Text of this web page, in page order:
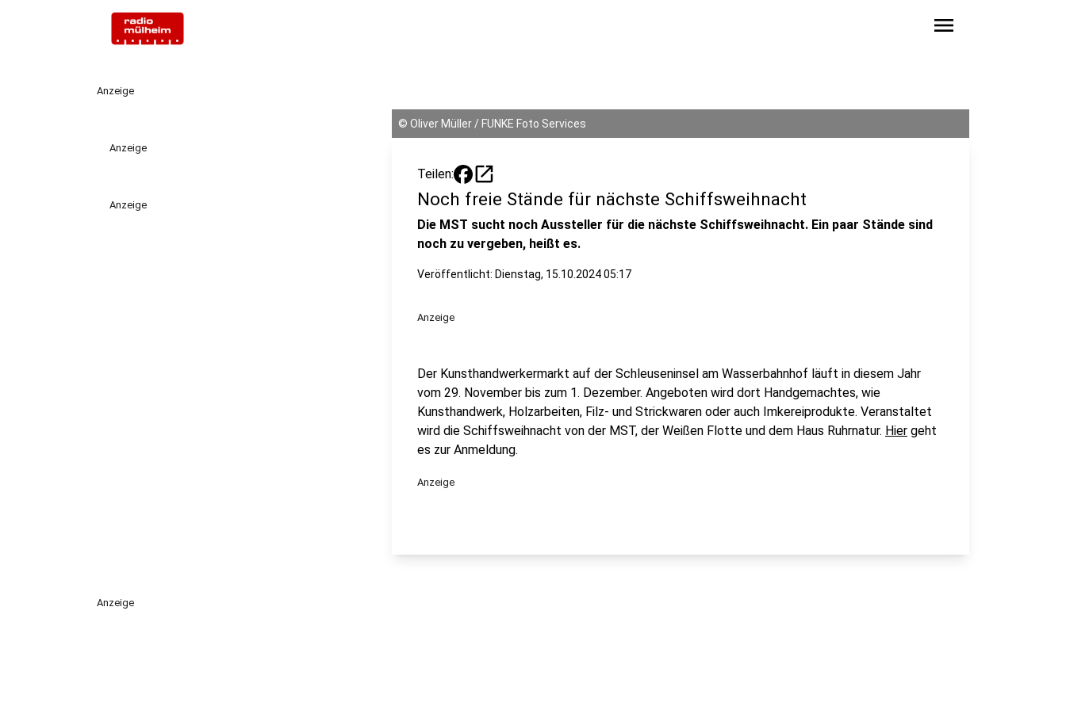
menu
Anzeige
Anzeige
Anzeige
© Oliver Müller / FUNKE Foto Services
Teilen: open_in_new
Noch freie Stände für nächste Schiffsweihnacht
Die MST sucht noch Aussteller für die nächste Schiffsweihnacht. Ein paar Stände sind
noch zu vergeben, heißt es.
Veröffentlicht: Dienstag, 15.10.2024 05:17
Anzeige
Der Kunsthandwerkermarkt auf der Schleuseninsel am Wasserbahnhof läuft in diesem Jahr
vom 29. November bis zum 1. Dezember. Angeboten wird dort Handgemachtes, wie
Kunsthandwerk, Holzarbeiten, Filz- und Strickwaren oder auch Imkereiprodukte. Veranstaltet
wird die Schiffsweihnacht von der MST, der Weißen Flotte und dem Haus Ruhrnatur. Hier geht
es zur Anmeldung.
Anzeige
Anzeige